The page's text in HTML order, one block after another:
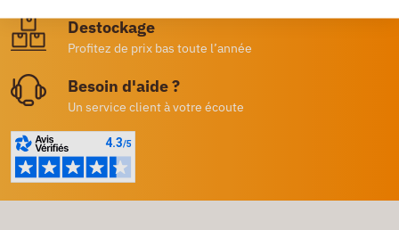
Destockage
Profitez de prix bas toute l’année
Besoin d'aide ?
Un service client à votre écoute